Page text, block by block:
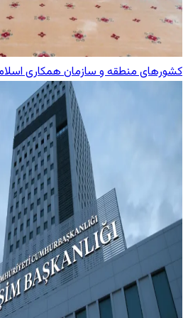
کشورهای منطقه و سازمان همکاری